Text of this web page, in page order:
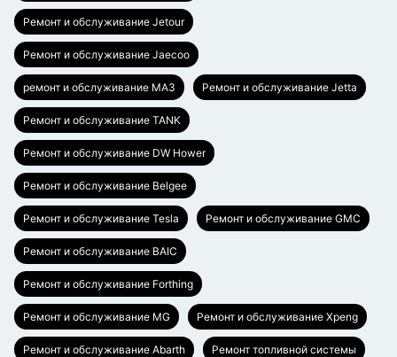
Ремонт и обслуживание Jetour
Ремонт и обслуживание Jaecoo
ремонт и обслуживание МАЗ Ремонт и обслуживание Jetta
Ремонт и обслуживание TANK
Ремонт и обслуживание DW Hower
Ремонт и обслуживание Belgee
Ремонт и обслуживание Tesla Ремонт и обслуживание GMC
Ремонт и обслуживание BAIC
Ремонт и обслуживание Forthing
Ремонт и обслуживание MG Ремонт и обслуживание Xpeng
Ремонт и обслуживание Abarth Ремонт топливной системы